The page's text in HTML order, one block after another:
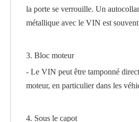
la porte se verrouille. Un
métallique avec le VIN est
3. Bloc moteur
- Le VIN peut être tamponné
moteur, en particulier dans les
4. Sous le capot